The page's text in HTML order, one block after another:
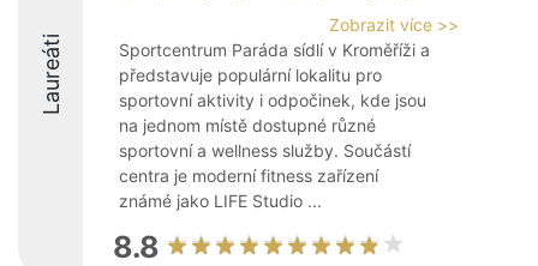
Laureáti
Zobrazit více >>
Sportcentrum Paráda sídlí v Kroměříži a
představuje populární lokalitu pro
sportovní aktivity i odpočinek, kde jsou
na jednom místě dostupné různé
sportovní a wellness služby. Součástí
centra je moderní fitness zařízení
známé jako LIFE Studio ...
8.8